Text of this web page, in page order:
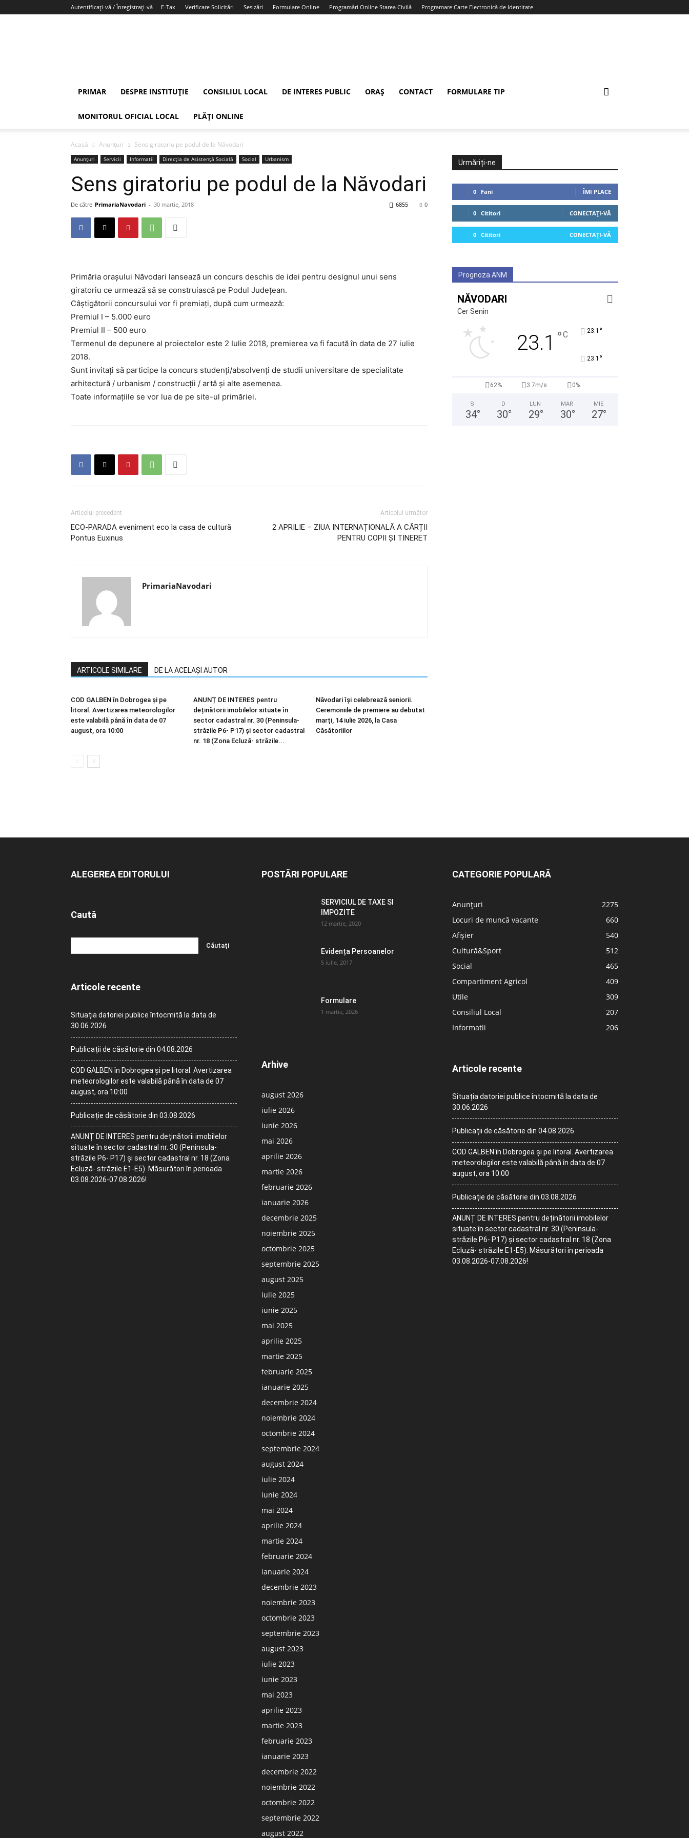
Autentificați-vă / Înregistrați-vă E-Tax Verificare Solicitări Sesizări Formulare Online Programări Online Starea Civilă Programare Carte Electronică de Identitate
PRIMAR DESPRE INSTITUȚIE CONSILIUL LOCAL DE INTERES PUBLIC ORAȘ CONTACT FORMULARE TIP
MONITORUL OFICIAL LOCAL PLĂȚI ONLINE
Acasă Anunțuri Sens giratoriu pe podul de la Năvodari
Anunțuri Servicii Informatii Direcția de Asistență Socială Social Urbanism
Sens giratoriu pe podul de la Năvodari
De către PrimariaNavodari - 30 martie, 2018 0
6855
Primăria orașului Năvodari lansează un concurs deschis de idei pentru designul unui sens
giratoriu ce urmează să se construiască pe Podul Județean.
Câștigătorii concursului vor fi premiați, după cum urmează:
Premiul I – 5.000 euro
Premiul II – 500 euro
Termenul de depunere al proiectelor este 2 Iulie 2018, premierea va fi facută în data de 27 iulie
2018.
Sunt invitați să participe la concurs studenți/absolvenți de studii universitare de specialitate
arhitectură / urbanism / construcții / artă și alte asemenea.
Toate informațiile se vor lua de pe site-ul primăriei.
Articolul precedent
ECO-PARADA eveniment eco la casa de cultură
Pontus Euxinus
Articolul următor
2 APRILIE – ZIUA INTERNAȚIONALĂ A CĂRȚII
PENTRU COPII ȘI TINERET
PrimariaNavodari
ARTICOLE SIMILARE DE LA ACELAȘI AUTOR
COD GALBEN în Dobrogea și pe
litoral. Avertizarea meteorologilor
este valabilă până în data de 07
august, ora 10:00
ANUNȚ DE INTERES pentru
deținătorii imobilelor situate în
sector cadastral nr. 30 (Peninsula-
străzile P6- P17) și sector cadastral
nr. 18 (Zona Ecluză- străzile...
Năvodari își celebrează seniorii.
Ceremoniile de premiere au debutat
marți, 14 iulie 2026, la Casa
Căsătoriilor
Urmăriți-ne
0 Fani ÎMI PLACE
0 Cititori CONECTAȚI-VĂ
0 Cititori CONECTAȚI-VĂ
Prognoza ANM
NĂVODARI
Cer Senin
23.1 °C 23.1 °
23.1 °
62% 3.7m/s 0%
S
34°
D
30°
LUN
29°
MAR
30°
MIE
27°
ALEGEREA EDITORULUI
Caută
Articole recente
Situația datoriei publice întocmită la data de
30.06.2026
Publicații de căsătorie din 04.08.2026
COD GALBEN în Dobrogea și pe litoral. Avertizarea
meteorologilor este valabilă până în data de 07
august, ora 10:00
Publicație de căsătorie din 03.08.2026
ANUNȚ DE INTERES pentru deținătorii imobilelor
situate în sector cadastral nr. 30 (Peninsula-
străzile P6- P17) și sector cadastral nr. 18 (Zona
Ecluză- străzile E1-E5). Măsurători în perioada
03.08.2026-07.08.2026!
POSTĂRI POPULARE
SERVICIUL DE TAXE SI
IMPOZITE
12 martie, 2020
Evidența Persoanelor
5 iulie, 2017
Formulare
1 martie, 2026
Arhive
august 2026
iulie 2026
iunie 2026
mai 2026
aprilie 2026
martie 2026
februarie 2026
ianuarie 2026
decembrie 2025
noiembrie 2025
octombrie 2025
septembrie 2025
august 2025
iulie 2025
iunie 2025
mai 2025
aprilie 2025
martie 2025
februarie 2025
ianuarie 2025
decembrie 2024
noiembrie 2024
octombrie 2024
septembrie 2024
august 2024
iulie 2024
iunie 2024
mai 2024
aprilie 2024
martie 2024
februarie 2024
ianuarie 2024
decembrie 2023
noiembrie 2023
octombrie 2023
septembrie 2023
august 2023
iulie 2023
iunie 2023
mai 2023
aprilie 2023
martie 2023
februarie 2023
ianuarie 2023
decembrie 2022
noiembrie 2022
octombrie 2022
septembrie 2022
august 2022
CATEGORIE POPULARĂ
Anunțuri
2275
Locuri de muncă vacante
660
Afișier
540
Cultură&Sport
512
Social
465
Compartiment Agricol
409
Utile
309
Consiliul Local
207
Informatii
206
Articole recente
Situația datoriei publice întocmită la data de
30.06.2026
Publicații de căsătorie din 04.08.2026
COD GALBEN în Dobrogea și pe litoral. Avertizarea
meteorologilor este valabilă până în data de 07
august, ora 10:00
Publicație de căsătorie din 03.08.2026
ANUNȚ DE INTERES pentru deținătorii imobilelor
situate în sector cadastral nr. 30 (Peninsula-
străzile P6- P17) și sector cadastral nr. 18 (Zona
Ecluză- străzile E1-E5). Măsurători în perioada
03.08.2026-07.08.2026!